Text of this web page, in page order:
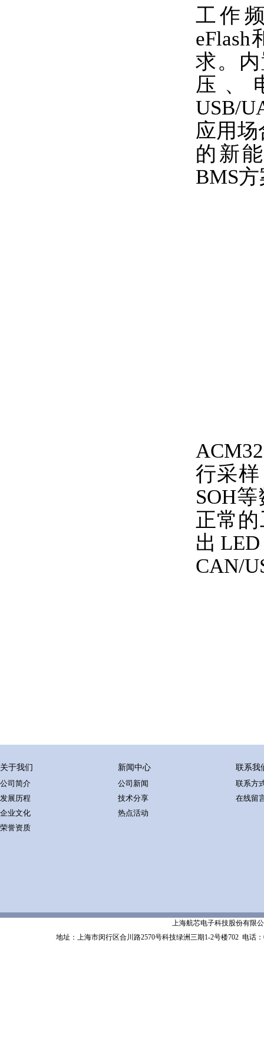
工作
求。
压、
USB/
应用
的新
BMS
行采
SOH
正常
出
CAN/
关于我们
公司简介
发展历程
企业文化
荣誉资质
新闻中心
公司新闻
技术分享
热点活动
联系我
联系方
在线留
上海航芯电子科技股份有限公
地址：上海市闵行区合川路2570号科技绿洲三期1-2号楼702 电话